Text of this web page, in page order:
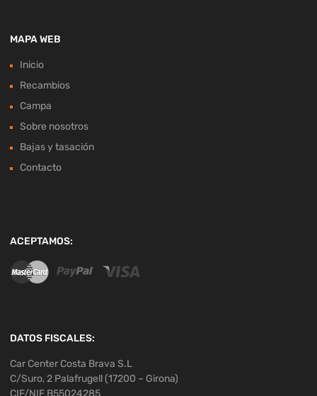
MAPA WEB
Inicio
Recambios
Campa
Sobre nosotros
Bajas y tasación
Contacto
ACEPTAMOS:
DATOS FISCALES:
Car Center Costa Brava S.L
C/Suro, 2 Palafrugell (17200 – Girona)